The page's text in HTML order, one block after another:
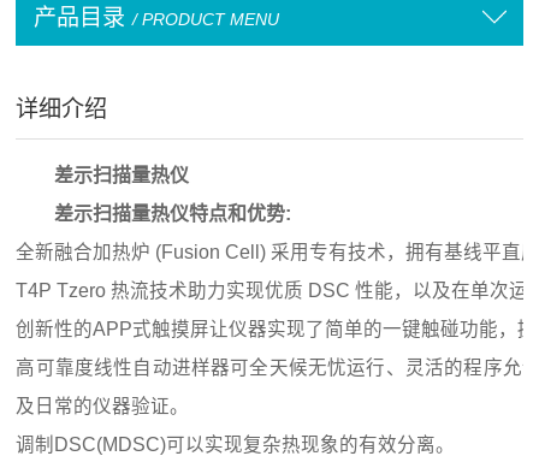
产品目录 / PRODUCT MENU
详细介绍
差示扫描量热仪
差示扫描量热仪特点和优势:
全新融合加热炉 (Fusion Cell) 采用专有技术，拥有基线平直
T4P Tzero 热流技术助力实现优质 DSC 性能，以及在单次
创新性的APP式触摸屏让仪器实现了简单的一键触碰功能，
高可靠度线性自动进样器可全天候无忧运行、灵活的程序允
及日常的仪器验证。
调制DSC(MDSC)可以实现复杂热现象的有效分离。